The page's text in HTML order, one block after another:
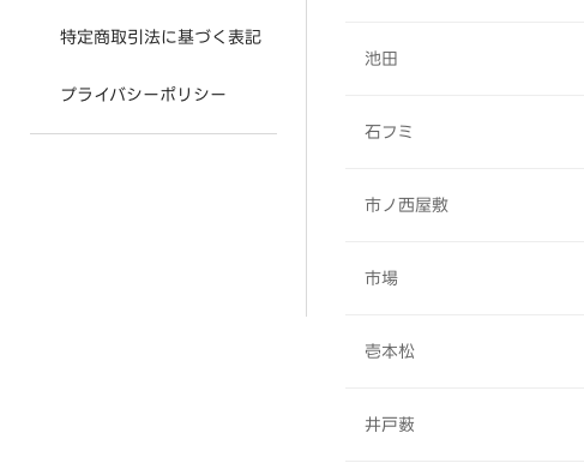
特定商取引法に基づく表記
プライバシーポリシー
池田
石フミ
市ノ西屋敷
市場
壱本松
井戸薮